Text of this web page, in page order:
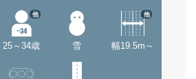
25～34歳
他
雪 幅19.5m～
他